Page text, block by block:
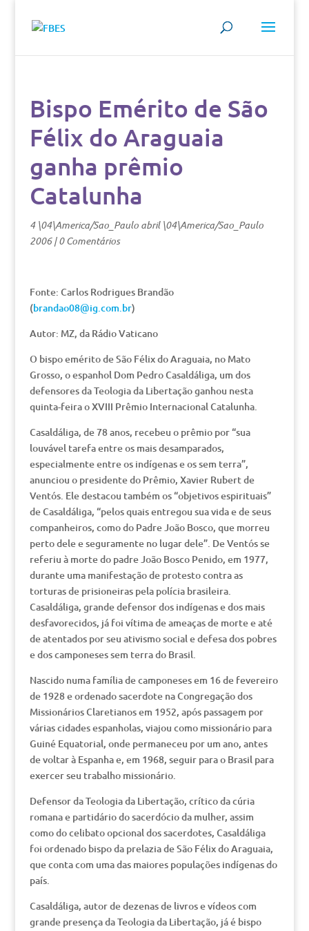
Bispo Emérito de São
Félix do Araguaia
ganha prêmio
Catalunha
4 \04\America/Sao_Paulo abril \04\America/Sao_Paulo
2006|0 Comentários
Fonte: Carlos Rodrigues Brandão
(brandao08@ig.com.br)
Autor: MZ, da Rádio Vaticano
O bispo emérito de São Félix do Araguaia, no Mato
Grosso, o espanhol Dom Pedro Casaldáliga, um dos
defensores da Teologia da Libertação ganhou nesta
quinta-feira o XVIII Prêmio Internacional Catalunha.
Casaldáliga, de 78 anos, recebeu o prêmio por “sua
louvável tarefa entre os mais desamparados,
especialmente entre os indígenas e os sem terra”,
anunciou o presidente do Prêmio, Xavier Rubert de
Ventós. Ele destacou também os “objetivos espirituais”
de Casaldáliga, “pelos quais entregou sua vida e de seus
companheiros, como do Padre João Bosco, que morreu
perto dele e seguramente no lugar dele”. De Ventós se
referiu à morte do padre João Bosco Penido, em 1977,
durante uma manifestação de protesto contra as
torturas de prisioneiras pela polícia brasileira.
Casaldáliga, grande defensor dos indígenas e dos mais
desfavorecidos, já foi vítima de ameaças de morte e até
de atentados por seu ativismo social e defesa dos pobres
e dos camponeses sem terra do Brasil.
Nascido numa família de camponeses em 16 de fevereiro
de 1928 e ordenado sacerdote na Congregação dos
Missionários Claretianos em 1952, após passagem por
várias cidades espanholas, viajou como missionário para
Guiné Equatorial, onde permaneceu por um ano, antes
de voltar à Espanha e, em 1968, seguir para o Brasil para
exercer seu trabalho missionário.
Defensor da Teologia da Libertação, crítico da cúria
romana e partidário do sacerdócio da mulher, assim
como do celibato opcional dos sacerdotes, Casaldáliga
foi ordenado bispo da prelazia de São Félix do Araguaia,
que conta com uma das maiores populações indígenas do
país.
Casaldáliga, autor de dezenas de livros e vídeos com
grande presença da Teologia da Libertação, já é bispo